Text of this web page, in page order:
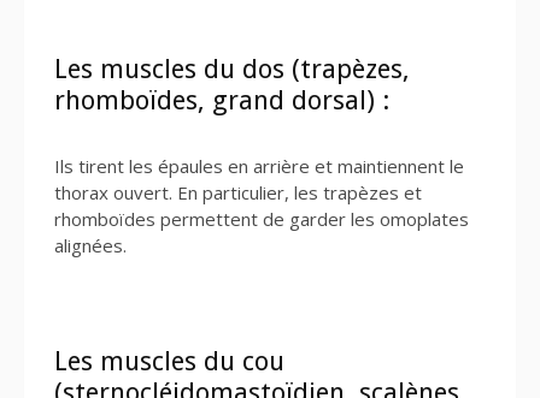
Les muscles du dos (trapèzes,
rhomboïdes, grand dorsal) :
Ils tirent les épaules en arrière et maintiennent le
thorax ouvert. En particulier, les trapèzes et
rhomboïdes permettent de garder les omoplates
alignées.
Les muscles du cou